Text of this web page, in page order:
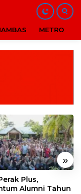
METRO
»
Plus,
Alumni Tahun